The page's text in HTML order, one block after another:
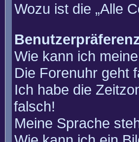
Wozu ist die „Alle
Wie kann ich
Die Forenuhr geht
Ich habe die
falsch!
Meine Sprache